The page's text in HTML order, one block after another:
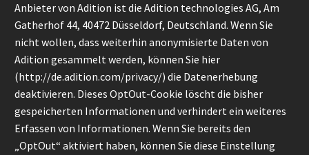
Anbieter von Adition ist die Adition technologies AG, Am
Gatherhof 44, 40472 Düsseldorf, Deutschland. Wenn Sie
nicht wollen, dass weiterhin anonymisierte Daten von
Adition gesammelt werden, können Sie hier
(http://de.adition.com/privacy/) die Datenerhebung
deaktivieren. Dieses OptOut-Cookie löscht die bisher
gespeicherten Informationen und verhindert ein weiteres
Erfassen von Informationen. Wenn Sie bereits den
„OptOut“ aktiviert haben, können Sie diese Einstellung